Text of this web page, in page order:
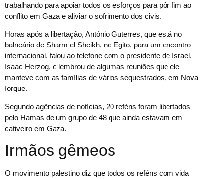
trabalhando para apoiar todos os esforços para pôr fim ao
conflito em Gaza e aliviar o sofrimento dos civis.
Horas após a libertação, António Guterres, que está no
balneário de Sharm el Sheikh, no Egito, para um encontro
internacional, falou ao telefone com o presidente de Israel,
Isaac Herzog, e lembrou de algumas reuniões que ele
manteve com as famílias de vários sequestrados, em Nova
Iorque.
Segundo agências de notícias, 20 reféns foram libertados
pelo Hamas de um grupo de 48 que ainda estavam em
cativeiro em Gaza.
Irmãos gêmeos
O movimento palestino diz que todos os reféns com vida